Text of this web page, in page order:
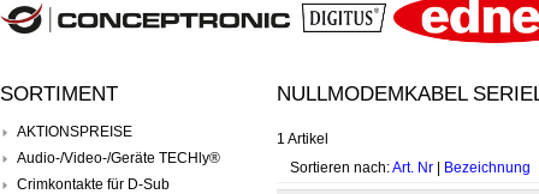
SORTIMENT
AKTIONSPREISE
Audio-/Video-/Geräte TECHly®
Crimkontakte für D-Sub
NULLMODEMKABEL
1 Artikel
Sortieren nach:Art. Nr | Bezeichnung